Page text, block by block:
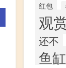
红包
观
还不
鱼缸